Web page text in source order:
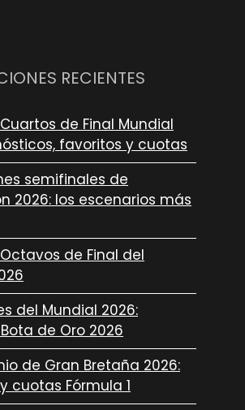
RECIENTES
de Final Mundial
favoritos y cuotas
semifinales de
2026: los escenarios más
de Final del
del Mundial 2026:
de Oro 2026
de Gran Bretaña 2026:
cuotas Fórmula 1